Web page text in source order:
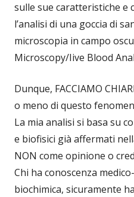
sulle sue caratteristiche e
l’analisi di una goccia di
microscopia in campo
Microscopy/Iive Blood
Dunque, FACCIAMO
o meno di questo
La mia analisi si basa su
e biofisici già affermati
NON come opinione o
Chi ha conoscenza
biochimica, sicuramente